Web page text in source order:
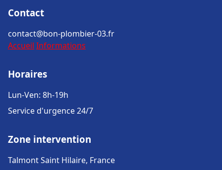
Contact
contact@bon-plombier-03.fr
Accueil Informations
Horaires
Lun-Ven: 8h-19h
Service d'urgence 24/7
Zone intervention
Talmont Saint Hilaire, France